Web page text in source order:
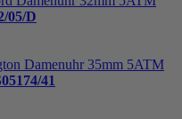
05/D
41